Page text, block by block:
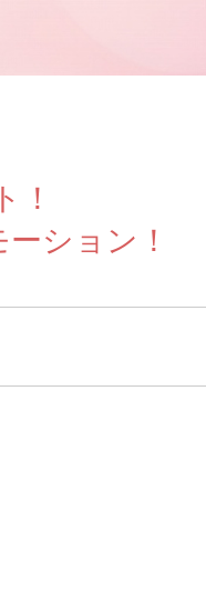
！
ション！